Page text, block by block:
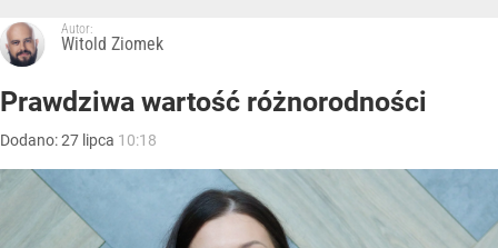
Autor:
Witold Ziomek
Prawdziwa wartość różnorodności
Dodano:27 lipca 10:18